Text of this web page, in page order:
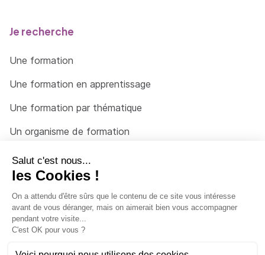
Utilisations des hooks.
Mettre en forme des contenus avec les
shortcodes.
Les champs personnalisés.
La taxonomie et les "Custom Taxonomies".
Atelier :
Je recherche
Une formation
Une formation en apprentissage
Une formation par thématique
Un organisme de formation
Un conseiller
Une solution pour raccrocher
© 2026 - Côté Formations - par Via Compétences